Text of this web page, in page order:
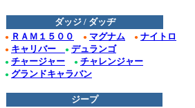
ダッジ / ダッヂ
● ＲＡＭ１５００ ● マグナム ● ナイトロ
● キャリバー ● デュランゴ
● チャージャー ● チャレンジャー
● グランドキャラバン
ジープ